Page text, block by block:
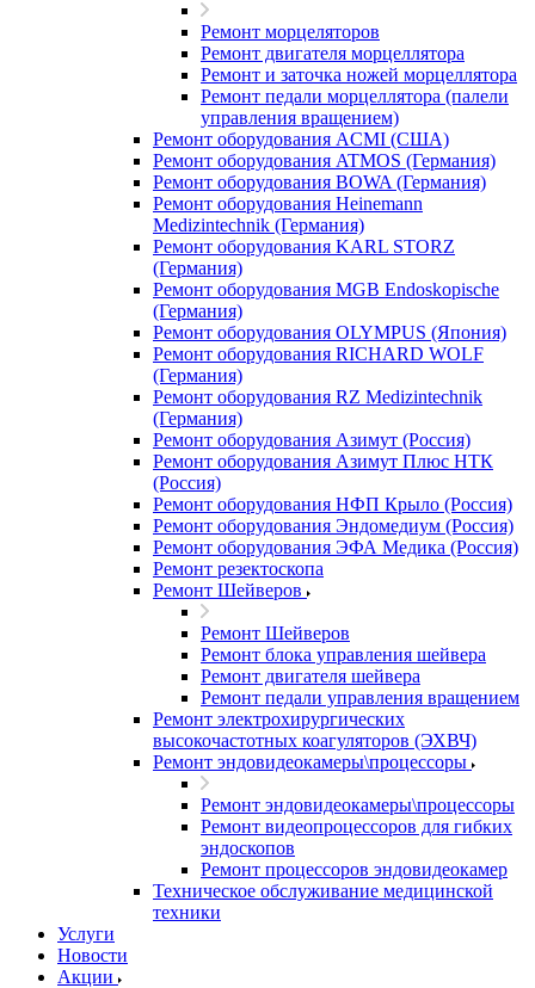
Ремонт морцеляторов
Ремонт двигателя морцеллятора
Ремонт и заточка ножей морцеллятора
Ремонт педали морцеллятора (палели
управления вращением)
Ремонт оборудования ACMI (США)
Ремонт оборудования ATMOS (Германия)
Ремонт оборудования BOWA (Германия)
Ремонт оборудования Heinemann
Medizintechnik (Германия)
Ремонт оборудования KARL STORZ
(Германия)
Ремонт оборудования MGB Endoskopische
(Германия)
Ремонт оборудования OLYMPUS (Япония)
Ремонт оборудования RICHARD WOLF
(Германия)
Ремонт оборудования RZ Medizintechnik
(Германия)
Ремонт оборудования Азимут (Россия)
Ремонт оборудования Азимут Плюс НТК
(Россия)
Ремонт оборудования НФП Крыло (Россия)
Ремонт оборудования Эндомедиум (Россия)
Ремонт оборудования ЭФА Медика (Россия)
Ремонт резектоскопа
Ремонт Шейверов
Ремонт Шейверов
Ремонт блока управления шейвера
Ремонт двигателя шейвера
Ремонт педали управления вращением
Ремонт электрохирургических
высокочастотных коагуляторов (ЭХВЧ)
Ремонт эндовидеокамеры\процессоры
Ремонт эндовидеокамеры\процессоры
Ремонт видеопроцессоров для гибких
эндоскопов
Ремонт процессоров эндовидеокамер
Техническое обслуживание медицинской
техники
Услуги
Новости
Акции